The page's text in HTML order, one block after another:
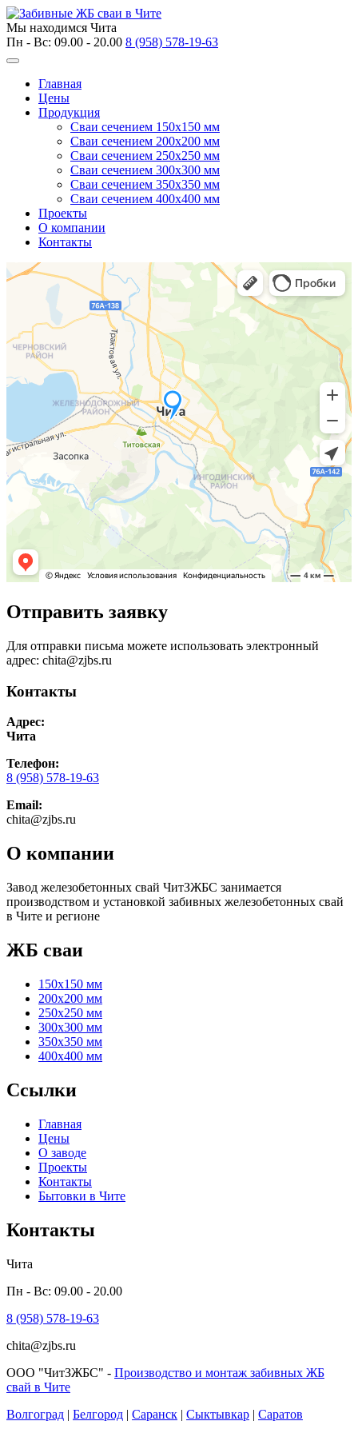
Мы находимся Чита
Пн - Вс: 09.00 - 20.00 8 (958) 578-19-63
Главная
Цены
Продукция
Сваи сечением 150х150 мм
Сваи сечением 200х200 мм
Сваи сечением 250х250 мм
Сваи сечением 300х300 мм
Сваи сечением 350х350 мм
Сваи сечением 400х400 мм
Проекты
О компании
Контакты
Отправить заявку
Для отправки письма можете использовать электронный
адрес: chita@zjbs.ru
Контакты
Адрес:
Чита
Телефон:
8 (958) 578-19-63
Email:
chita@zjbs.ru
О компании
Завод железобетонных свай ЧитЗЖБС занимается
производством и установкой забивных железобетонных свай
в Чите и регионе
ЖБ сваи
150х150 мм
200х200 мм
250х250 мм
300х300 мм
350х350 мм
400х400 мм
Ссылки
Главная
Цены
О заводе
Проекты
Контакты
Бытовки в Чите
Контакты
Чита
Пн - Вс: 09.00 - 20.00
8 (958) 578-19-63
chita@zjbs.ru
ООО "ЧитЗЖБС" - Производство и монтаж забивных ЖБ
свай в Чите
Волгоград | Белгород | Саранск | Сыктывкар | Саратов